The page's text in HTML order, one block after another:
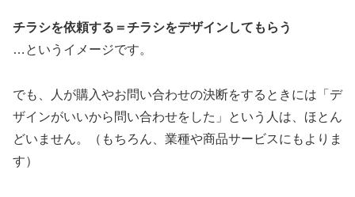
チラシを依頼する＝チラシをデザインしてもらう
…というイメージです。
でも、人が購入やお問い合わせの決断をするときには「デ
ザインがいいから問い合わせをした」という人は、ほとん
どいません。（もちろん、業種や商品サービスにもよりま
す）